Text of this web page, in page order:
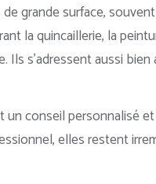
grande surface,
la quincaillerie, la
s’adressent aussi bien
conseil personnalisé
elles restent